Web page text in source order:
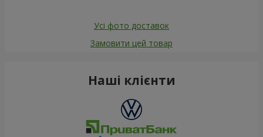
Усі фото доставок
Замовити цей товар
Наші клієнти